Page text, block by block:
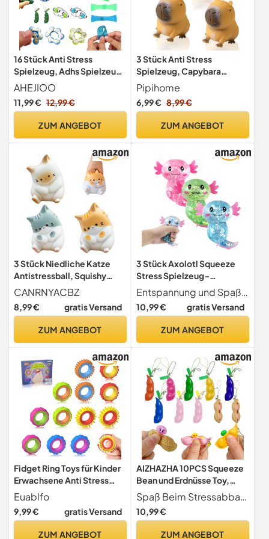
16 Stück Anti Stress
Spielzeug, Adhs Spielzeug
Set für Erwachsene, Fidget
Toys zur Beruhigung und
Konzentration, Fidget Toys
Ideal für Reisen, Schule und
AHEJIOO
11,99 € 12,99 €
ZUM ANGEBOT
3 Stück Anti Stress
Spielzeug, Capybara
Antistressball Kinder,
Squishy Squeeze Spielzeug
Squeeze Toys, Capybara
Geschenke für Erwachsene
Pipihome
6,99 € 8,99 €
ZUM ANGEBOT
3 Stück Niedliche Katze
Antistressball, Squishy
Katze Squeeze Toy,
Stressball Kinder
Erwachsene, Kawaii
Langsam Steigende
Mädchen Jungen Zum
Entspannen
CANRNYACBZ
8,99 € gratis Versand
ZUM ANGEBOT
3 Stück Axolotl Squeeze
Stress Spielzeug–
Stressabbau & EntspannungEntspannung und Spaß in Einem Entdecken Sie unser entzückendes 3er Set Axolotl Squeeze Stress Spielzeug die perfekte Lösung für Stressabbau und sensorische Erlebnisse! Mit einer Auswahl von drei niedlichen Farben (Grün, Blau, Pink) bringen diese Squishy Toys nicht nur Spaß und einer Größe von 10 cm kommen. sondern auch eine wohltuende Entspannung für Kinder und Erwachsene.
10,99 € gratis Versand
ZUM ANGEBOT
Fidget Ring Toys für Kinder
Erwachsene Anti Stress
Ring Autismus Spielzeug
Konzentrationshilfe für
Kinder 3 Jahreälter Schule
Euablfo
9,99 € gratis Versand
ZUM ANGEBOT
AIZHAZHA 10PCS Squeeze
Bean und Erdnüsse Toy,
Fidget Toy Bohne, Anti
Stress Spielzeug Erbsen
Erdnuss Anhänger für Anti-
Spaß Beim Stressabbau Diese Squeeze Bean und Erdnüsse Toy sind ein schneller Weg, Stress abzubauen und daher eine tolle Wahl für Erwachsene. Entspannen Sie sich und genießen Sie den Spaß beim Drücken!
10,99 €
ZUM ANGEBOT